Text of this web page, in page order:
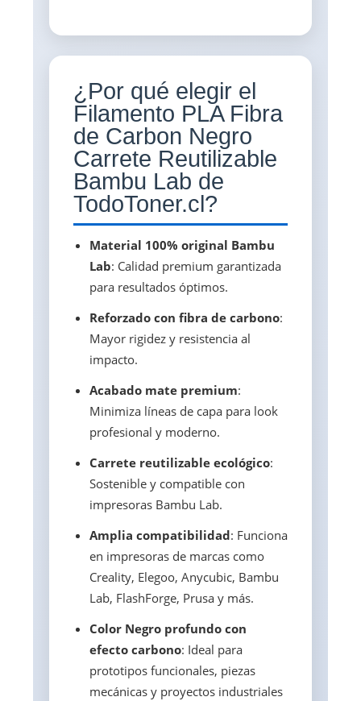
¿Por qué elegir el
Filamento PLA Fibra
de Carbon Negro
Carrete Reutilizable
Bambu Lab de
TodoToner.cl?
Material 100% original Bambu
Lab: Calidad premium garantizada
para resultados óptimos.
Reforzado con fibra de carbono:
Mayor rigidez y resistencia al
impacto.
Acabado mate premium:
Minimiza líneas de capa para look
profesional y moderno.
Carrete reutilizable ecológico:
Sostenible y compatible con
impresoras Bambu Lab.
Amplia compatibilidad: Funciona
en impresoras de marcas como
Creality, Elegoo, Anycubic, Bambu
Lab, FlashForge, Prusa y más.
Color Negro profundo con
efecto carbono: Ideal para
prototipos funcionales, piezas
mecánicas y proyectos industriales